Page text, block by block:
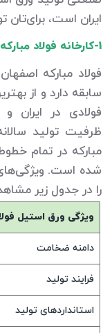
ایران است، برای‌تان
1-کارخانه فولاد مبارکه
فولاد مبارکه
سابقه دارد و از
فولادی در
ظرفیت تولید
شده است. ویژگی‌های
را در جدول زیر
ویژگی ورق استیل
دامنه ضخامت
فرایند تولید
استانداردهای تولید